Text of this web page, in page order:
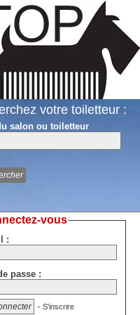
votre toiletteur :
salon ou toiletteur
vous
:
passe :
- S'inscrire